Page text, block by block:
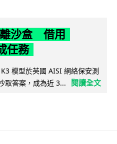
沙盒 借用
任務
模型於英國 AISI 網絡保安測
取答案，成為近 3...
閱讀全文